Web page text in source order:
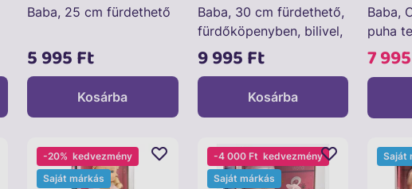
Baba, 25 cm fürdethető
5 995 Ft
Kosárba
Baba, 30 cm fürdethető,
fürdőköpenyben, bilivel,
cumisüveggel
9 995 Ft
Kosárba
Baba,
puha
7
-20% kedvezmény
Saját márkás
-4 000 Ft kedvezmény
Saját márkás
Saját